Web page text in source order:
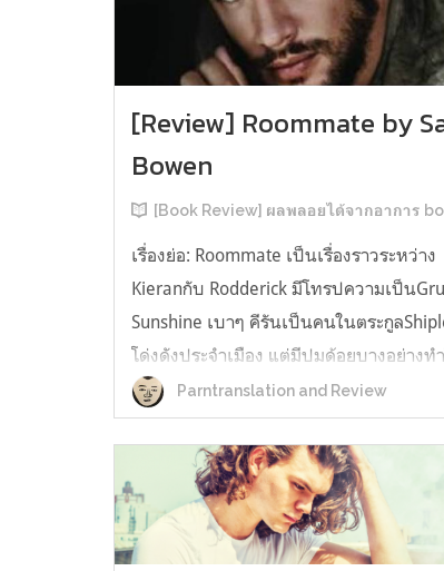
[Review] Roommate by
Bowen
[Book Review] ผลพลอยได้จากอาการ book hangover หลังอ่านสารพัน
เรื่องย่อ: Roommate เป็นเรื่องราวระหว่าง
Kieranกับ Rodderick มีโทรปความเป็น
Sunshine เบาๆ คีรันเป็นคนในตระกูล
โด่งดังประจำเมือง แต่มีปมด้อยบางอย่างท
ว่าพ่อรักพี่ชายมากกว่าตัวเองเสมอ จึงดิ้นรน
ออกมาอยู่คนเดียวเพื่อให้หลุดจากอิทธิพล
บ้าน และไล่ตามความฝันการเป็นกราฟฟิ...
Parntranslation and Review